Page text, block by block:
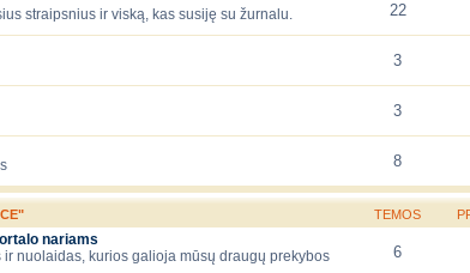
straipsnius ir viską, kas susiję su žurnalu.
22
3
3
8
TEMOS
nariams
nuolaidas, kurios galioja mūsų draugų prekybos
6